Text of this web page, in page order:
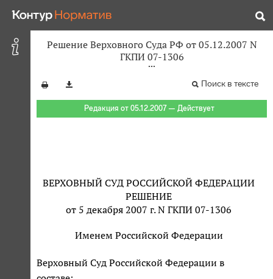
Решение Верховного Суда РФ от 05.12.2007 N
ГКПИ 07-1306
Поиск в тексте
Редакция от 05.12.2007 — Действует
ВЕРХОВНЫЙ СУД РОССИЙСКОЙ ФЕДЕРАЦИИ
РЕШЕНИЕ
от 5 декабря 2007 г. N ГКПИ 07-1306
Именем Российской Федерации
Верховный Суд Российской Федерации в